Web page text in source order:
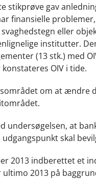
stikprøve gav
finansielle
eller
institutter.
(13 stk.) med
OIV i tide.
om at
undersøgelsen, at
skal
2013 indberettet et
2013 på